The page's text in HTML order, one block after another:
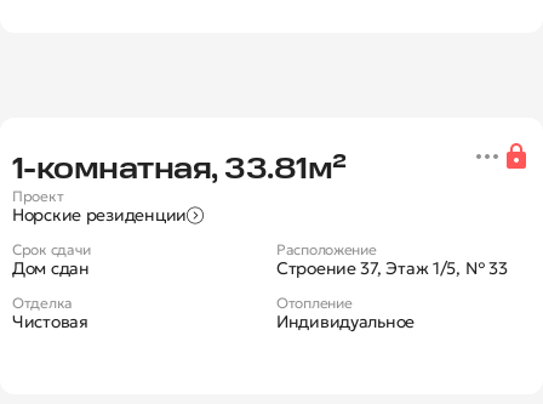
Новая 1-комнатная квартира в
1‑комнатная, 33.81м²
Проект
Норские резиденции
Срок сдачи
Дом сдан
Расположение
Строение 37, Этаж 1/5, № 33
Отделка
Чистовая
Отопление
Индивидуальное